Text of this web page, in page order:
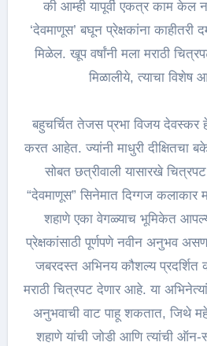
की आम्ही यापूर्वी एकत्र काम केल
‘देवमाणूस’ बघून प्रेक्षकांना काहीतरी
मिळेल. खूप वर्षांनी मला मराठी
मिळालीये, त्याचा विशेष
बहुचर्चित तेजस प्रभा विजय देवस्कर
करत आहेत. ज्यांनी माधुरी दीक्षितचा
सोबत छत्रीवाली यासारखे
“देवमाणूस” सिनेमात दिग्गज
शहाणे एका वेगळ्याच भूमिकेत
प्रेक्षकांसाठी पूर्णपणे नवीन अनुभव
जबरदस्त अभिनय कौशल्य प्रदर्शित
मराठी चित्रपट देणार आहे. या
अनुभवाची वाट पाहू शकतात, जिथे
शहाणे यांची जोडी आणि त्यांची ऑन-